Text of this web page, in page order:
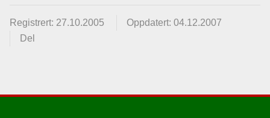
Registrert: 27.10.2005
Oppdatert: 04.12.2007
Del